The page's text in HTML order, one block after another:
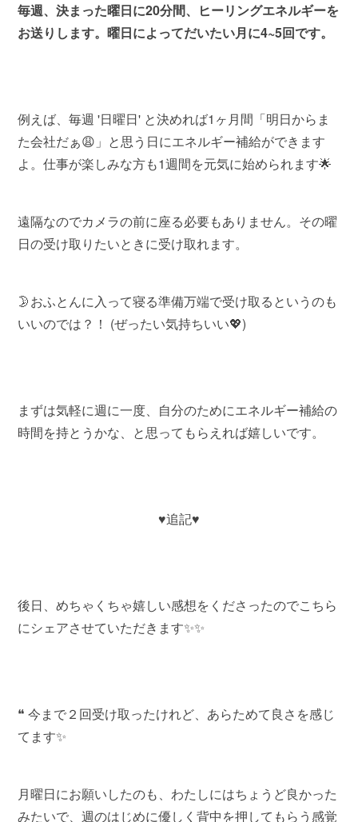
毎週、決まった曜日に20分間、ヒーリングエネルギーを
お送りします。曜日によってだいたい月に4~5回です。
例えば、毎週 '日曜日' と決めれば1ヶ月間「明日からま
た会社だぁ😩」と思う日にエネルギー補給ができます
よ。仕事が楽しみな方も1週間を元気に始められます🌟
遠隔なのでカメラの前に座る必要もありません。その曜
日の受け取りたいときに受け取れます。
🌛おふとんに入って寝る準備万端で受け取るというのも
いいのでは？！ (ぜったい気持ちいい💖)
まずは気軽に週に一度、自分のためにエネルギー補給の
時間を持とうかな、と思ってもらえれば嬉しいです。
♥️追記♥️
後日、めちゃくちゃ嬉しい感想をくださったのでこちら
にシェアさせていただきます✨✨
❝ 今まで２回受け取ったけれど、あらためて良さを感じ
てます✨
月曜日にお願いしたのも、わたしにはちょうど良かった
みたいで、週のはじめに優しく背中を押してもらう感覚